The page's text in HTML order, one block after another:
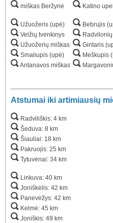
miškas Beržynė
Užuožeris (upė)
Velžių tvenkinys
Užuožerių miškas
Smaliupis (upė)
Antanavos miškas
Katino
Bebrujis
Gintaris
Meškupis
Atstumai iki artimiausių
Radviliškis: 4 km
Šeduva: 8 km
Šiauliai: 18 km
Pakruojis: 25 km
Tytuvėnai: 34 km
Linkuva: 40 km
Joniškėlis: 42 km
Panevėžys: 42 km
Kelmė: 45 km
Joniškis: 49 km